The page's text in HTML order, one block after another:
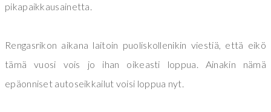
pikapaikkausainetta.
Rengasrikon aikana laitoin puoliskollenikin viestiä, että eikö
tämä vuosi vois jo ihan oikeasti loppua. Ainakin nämä
epäonniset autoseikkailut voisi loppua nyt.